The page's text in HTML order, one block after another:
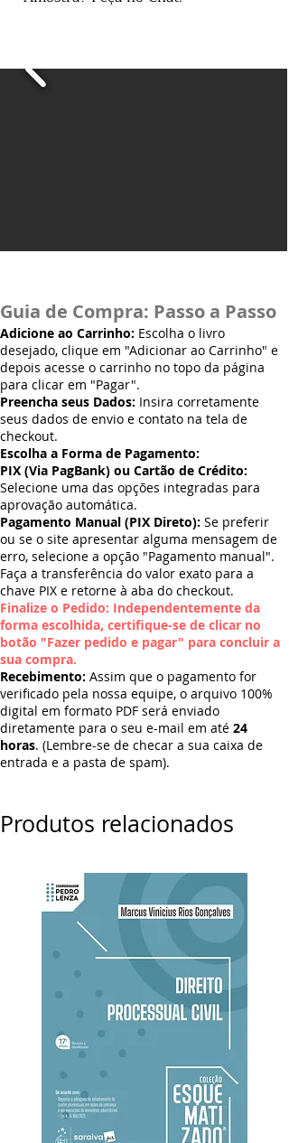
Guia de Compra: Passo a Passo
Adicione ao Carrinho: Escolha o livro
desejado, clique em "Adicionar ao Carrinho" e
depois acesse o carrinho no topo da página
para clicar em "Pagar".
Preencha seus Dados: Insira corretamente
seus dados de envio e contato na tela de
checkout.
Escolha a Forma de Pagamento:
PIX (Via PagBank) ou Cartão de Crédito:
Selecione uma das opções integradas para
aprovação automática.
Pagamento Manual (PIX Direto): Se preferir
ou se o site apresentar alguma mensagem de
erro, selecione a opção "Pagamento manual".
Faça a transferência do valor exato para a
chave PIX e retorne à aba do checkout.
Finalize o Pedido: Independentemente da
forma escolhida, certifique-se de clicar no
botão "Fazer pedido e pagar" para concluir a
sua compra.
Recebimento: Assim que o pagamento for
verificado pela nossa equipe, o arquivo 100%
digital em formato PDF será enviado
diretamente para o seu e-mail em até 24
horas. (Lembre-se de checar a sua caixa de
entrada e a pasta de spam).
Produtos relacionados